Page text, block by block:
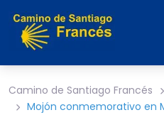
Camino de Santiago Francés
Mojón conmemorativo en